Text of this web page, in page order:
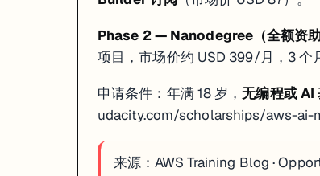
Phase 2 — Nanodegree（全额资助
项目，市场价约 USD 399/月，3 个
申请条件：年满 18 岁，无编程或 AI
udacity.com/scholarships/aws-ai-
来源：AWS Training Blog ·